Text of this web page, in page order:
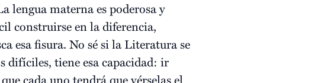
lengua materna es poderosa y
construirse en la diferencia,
esa fisura. No sé si la Literatura se
difíciles, tiene esa capacidad: ir
cada uno tendrá que vérselas el